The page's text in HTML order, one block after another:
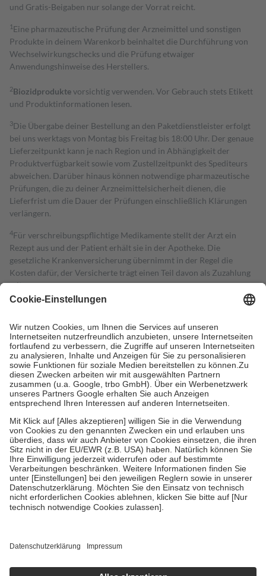
und Gratis-Beigaben nur solange der Vorrat reicht.
1 Eine pharmazeutische Prüfung der Arzneimittel und sonstigen
Produkte in deinem Warenkorb beinhaltet die Durchführung von
Wechselwirkungschecks und die Prüfung etwaiger
Anwendungshinweise des Herstellers.
2Biozidproduktevorsichtig verwenden. Vor Gebrauch stets Etikett
und Produktinformationen lesen.
3Die Übergabe deiner Bestellung an den Paketdienstleister erfolgt
bei uns werktags von Montag bis Freitag bis 18:00 Uhr. Der genaue
Lieferzeitpunkt kann je nach Region und in Abhängigkeit der
Produktverfügbarkeit sowie vom Zustellzeitpunkt des Spediteurs
abweichen. Darüber hinaus können notwendige pharmazeutische
Prüfungen, die zu deiner Arzneimittelsicherheit dienen, die
Lieferfrist um die Dauer der Prüfungen einschließlich Klärungen
verlängern.
4Für verschreibungspflichtige Medikamente stellt der Arzt ein
Rezept aus und der Patient erhält sie in der Apotheke. Die
gesetzliche Krankenversicherung übernimmt in der Regel die
Kosten dafür, der Versicherte trägt einen Teil davon als Zuzahlung
mit.
Grundsätzlich leisten Mitglieder Zuzahlungen in Höhe von zehn
höchstens zehn Euro.
Es sind jedoch nie mehr als die tatsächlichen
Kosten der Leistung zu entrichten.
Diese Regeln gelten grundsätzlich auch für Online-Apotheken.
Bei Heilmitteln und häuslicher Krankenpflege beträgt die
Zuzahlung zehn Prozent der Kosten sowie zehn Euro je
Verordnung.
Um das Engagement der Versicherten für ihre eigene Gesundheit zu
stärken und die besondere Stellung der Familie zu unterstützen,
fallenkeine Zuzahlungenan bei:
• Kindern und Jugendlichen bis zum vollendeten 18. Lebensjahr
mit Ausnahme der Fahrkosten
• Untersuchungen zur Vorsorge und Früherkennung, die von der
GKV getragen werden
• empfohlenen Schutzimpfungen
• Harn- und Blutteststreifen
getroffen, um sicherzustellen, dass es sich um echte Bewertungen
https://help.etrusted.com/hc/de/articles/4419944605341